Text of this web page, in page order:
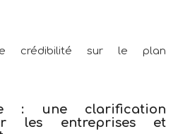
crédibilité sur le plan
: une clarification
les entreprises et